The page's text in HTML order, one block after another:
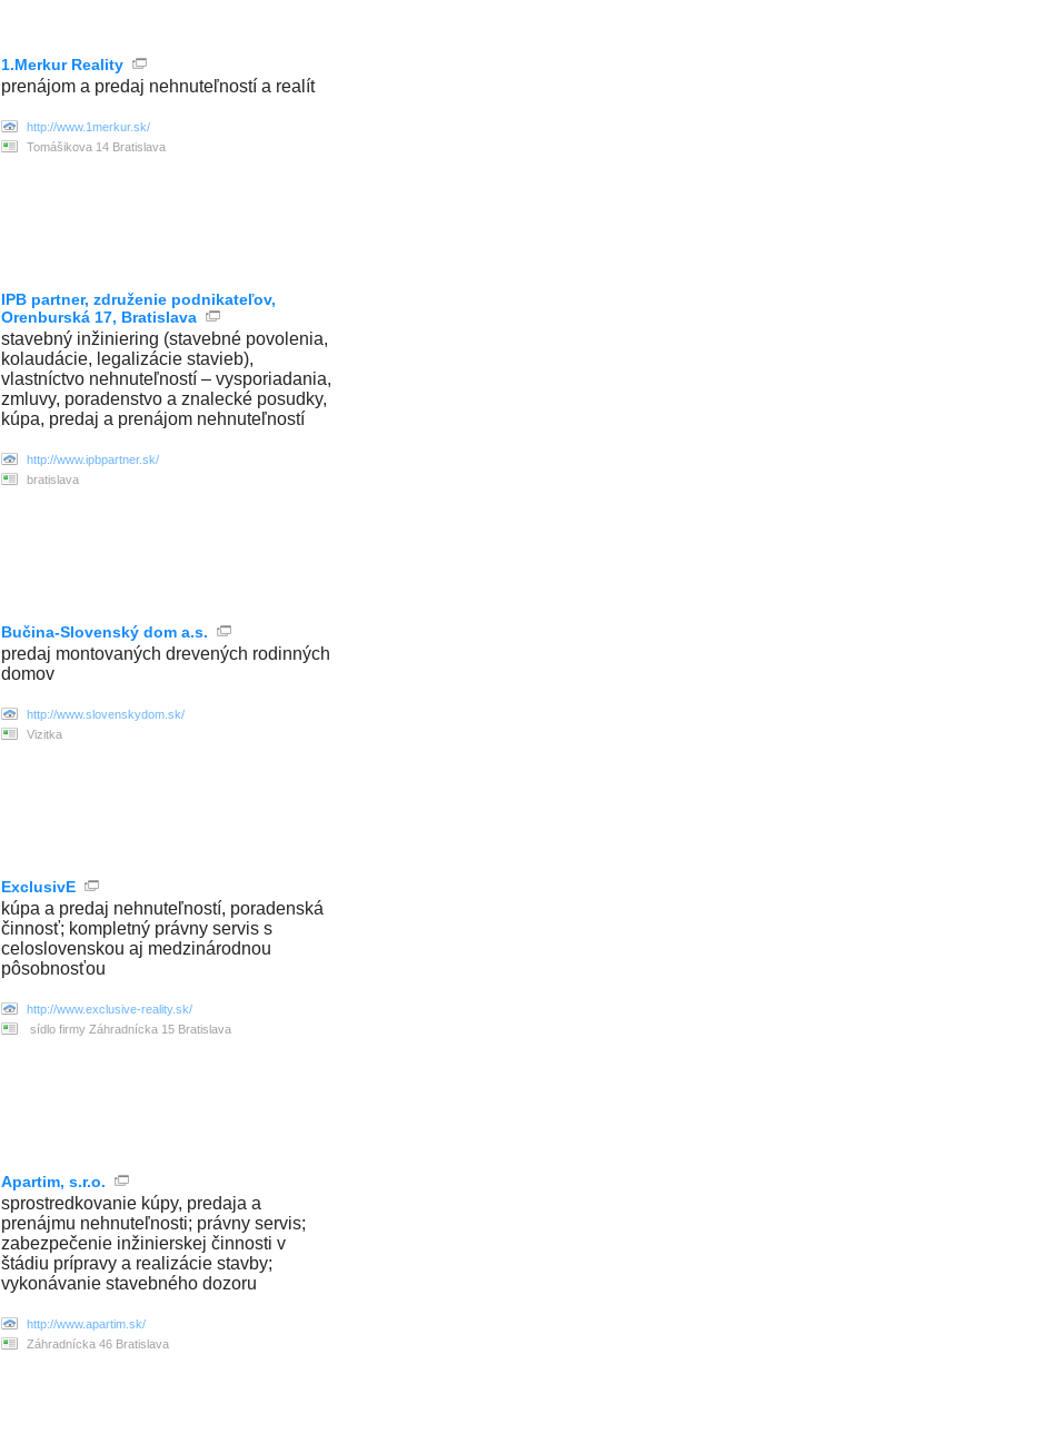
1.Merkur Reality
prenájom a predaj nehnuteľností a realít
http://www.1merkur.sk/
Tomášikova 14 Bratislava
IPB partner, združenie podnikateľov,
Orenburská 17, Bratislava
stavebný inžiniering (stavebné povolenia,
kolaudácie, legalizácie stavieb),
vlastníctvo nehnuteľností – vysporiadania,
zmluvy, poradenstvo a znalecké posudky,
kúpa, predaj a prenájom nehnuteľností
http://www.ipbpartner.sk/
bratislava
Bučina-Slovenský dom a.s.
predaj montovaných drevených rodinných
domov
http://www.slovenskydom.sk/
Vizitka
ExclusivE
kúpa a predaj nehnuteľností, poradenská
činnosť; kompletný právny servis s
celoslovenskou aj medzinárodnou
pôsobnosťou
http://www.exclusive-reality.sk/
sídlo firmy Záhradnícka 15 Bratislava
Apartim, s.r.o.
sprostredkovanie kúpy, predaja a
prenájmu nehnuteľnosti; právny servis;
zabezpečenie inžinierskej činnosti v
štádiu prípravy a realizácie stavby;
vykonávanie stavebného dozoru
http://www.apartim.sk/
Záhradnícka 46 Bratislava